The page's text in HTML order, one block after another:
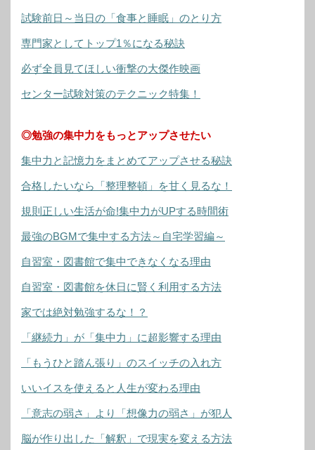
試験前日～当日の「食事と睡眠」のとり方
専門家としてトップ1％になる秘訣
必ず全員見てほしい衝撃の大傑作映画
センター試験対策のテクニック特集！
◎勉強の集中力をもっとアップさせたい
集中力と記憶力をまとめてアップさせる秘訣
合格したいなら「整理整頓」を甘く見るな！
規則正しい生活が命!集中力がUPする時間術
最強のBGMで集中する方法～自宅学習編～
自習室・図書館で集中できなくなる理由
自習室・図書館を休日に賢く利用する方法
家では絶対勉強するな！？
「継続力」が「集中力」に超影響する理由
「もうひと踏ん張り」のスイッチの入れ方
いいイスを使えると人生が変わる理由
「意志の弱さ」より「想像力の弱さ」が犯人
脳が作り出した「解釈」で現実を変える方法